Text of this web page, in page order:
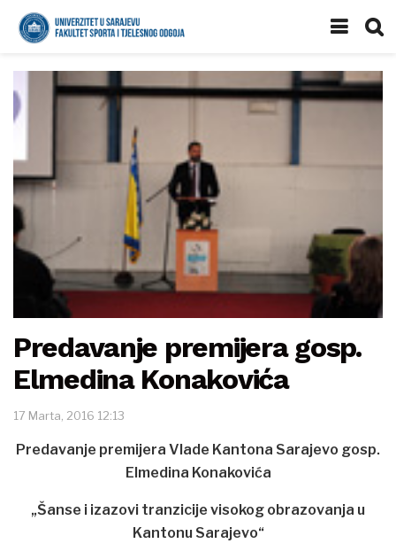
Predavanje premijera gosp.
Elmedina Konakovića
17 Marta, 2016 12:13
Predavanje premijera Vlade Kantona Sarajevo gosp.
Elmedina Konakovića
„Šanse i izazovi tranzicije visokog obrazovanja u
Kantonu Sarajevo“